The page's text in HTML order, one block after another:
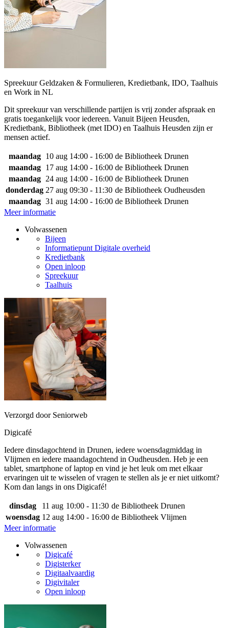
Spreekuur Geldzaken & Formulieren, Kredietbank, IDO, Taalhuis
en Work in NL
Dit spreekuur van verschillende partijen is vrij zonder afspraak en
gratis toegankelijk voor iedereen. Vanuit Bijeen Heusden,
Kredietbank, Bibliotheek (met IDO) en Taalhuis Heusden zijn er
mensen actief.
maandag 10 aug 14:00 - 16:00 de Bibliotheek Drunen
maandag
17 aug 14:00 - 16:00 de Bibliotheek Drunen
maandag
24 aug 14:00 - 16:00 de Bibliotheek Drunen
donderdag 27 aug 09:30 - 11:30 de Bibliotheek Oudheusden
maandag 31 aug 14:00 - 16:00 de Bibliotheek Drunen
Meer informatie
Volwassenen
Bijeen
Informatiepunt Digitale overheid
Kredietbank
Open inloop
Spreekuur
Taalhuis
Verzorgd door Seniorweb
Digicafé
Iedere dinsdagochtend in Drunen, iedere woensdagmiddag in
Vlijmen en iedere maandagochtend in Oudheusden. Heb je een
tablet, smartphone of laptop en vind je het leuk om met elkaar
ervaringen uit te wisselen of vragen te stellen als je er niet uitkomt?
Kom dan langs in ons Digicafé!
dinsdag 11 aug 10:00 - 11:30 de Bibliotheek Drunen
woensdag 12 aug 14:00 - 16:00 de Bibliotheek Vlijmen
Meer informatie
Volwassenen
Digicafé
Digisterker
Digitaalvaardig
Digivitaler
Open inloop